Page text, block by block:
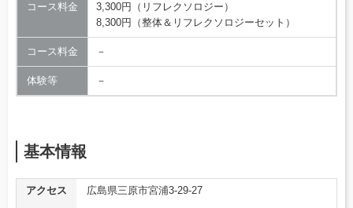
コース料金
3,300円（リフレクソロジー）
8,300円（整体＆リフレクソロジーセット）
コース料金 －
体験等 －
基本情報
アクセス
広島県三原市宮浦3-29-27